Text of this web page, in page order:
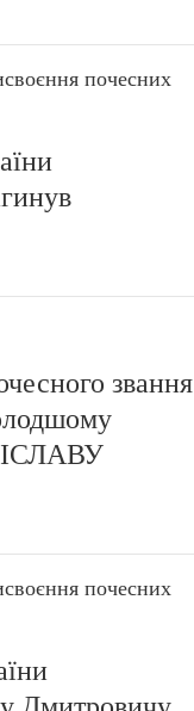
почесних
звання
почесних